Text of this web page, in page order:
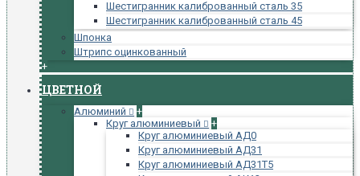
Шестигранник калиброванный сталь 35
Шестигранник калиброванный сталь 45
Шпонка
Штрипс оцинкованный
+
ЦВЕТНОЙ
Алюминий
+
Круг алюминиевый
+
Круг алюминиевый АД0
Круг алюминиевый АД31
Круг алюминиевый АД31Т5